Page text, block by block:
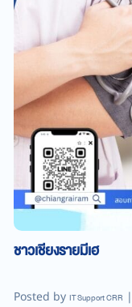
ชาวเชียงรายมีเฮ
Posted by IT Support CRR |